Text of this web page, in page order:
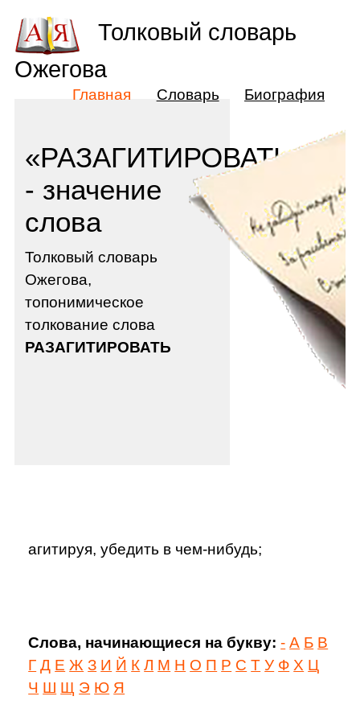
«РАЗАГИТИРОВАТЬ»
- значение
слова
Толковый словарь
Ожегова,
топонимическое
толкование слова
РАЗАГИТИРОВАТЬ
агитируя, убедить в чем-нибудь;
Слова, начинающиеся на букву: - А Б В
Г Д Е Ж З И Й К Л М Н О П Р С Т У Ф Х Ц
Ч Ш Щ Э Ю Я
Толковый словарь
Ожегова
Главная Словарь Биография